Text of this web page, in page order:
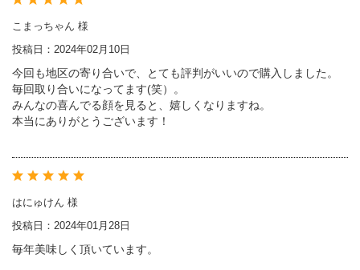
こまっちゃん 様
投稿日：2024年02月10日
今回も地区の寄り合いで、とても評判がいいので購入しました。
毎回取り合いになってます(笑）。
みんなの喜んでる顔を見ると、嬉しくなりますね。
本当にありがとうございます！
はにゅけん 様
投稿日：2024年01月28日
毎年美味しく頂いています。